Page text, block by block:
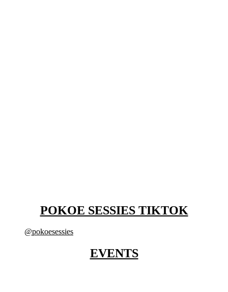
POKOE SESSIES TIKTOK
@pokoesessies
EVENTS